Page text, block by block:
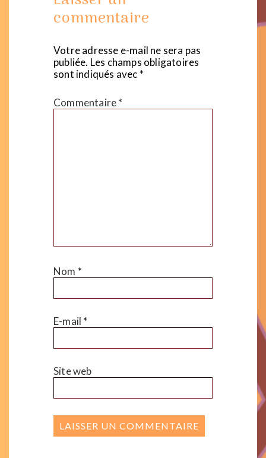
commentaire
Votre adresse e-mail ne sera pas
publiée. Les champs obligatoires
sont indiqués avec *
Commentaire*
Nom *
E-mail *
Site web